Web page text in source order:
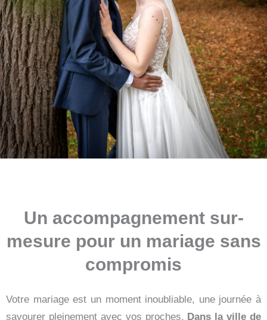
Un accompagnement sur-
mesure pour un mariage sans
compromis
Votre mariage est un moment inoubliable, une journée à
savourer pleinement avec vos proches. Dans la ville de